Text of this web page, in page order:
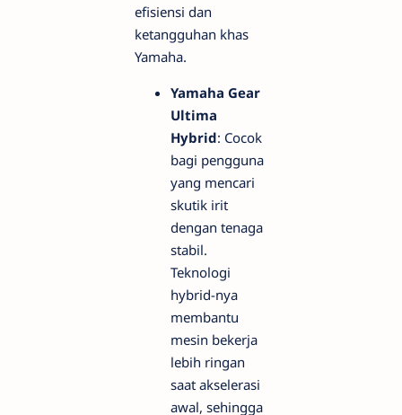
efisiensi dan
ketangguhan khas
Yamaha.
Yamaha Gear
Ultima
Hybrid: Cocok
bagi pengguna
yang mencari
skutik irit
dengan tenaga
stabil.
Teknologi
hybrid-nya
membantu
mesin bekerja
lebih ringan
saat akselerasi
awal, sehingga